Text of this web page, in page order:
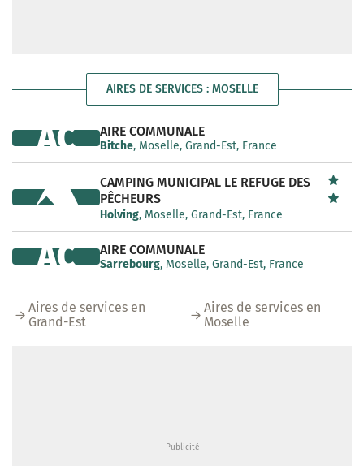
AIRES DE SERVICES : MOSELLE
AIRE COMMUNALE
Bitche, Moselle, Grand-Est, France
AC
CAMPING MUNICIPAL LE REFUGE DES
PÊCHEURS
Holving, Moselle, Grand-Est, France
AIRE COMMUNALE
Sarrebourg, Moselle, Grand-Est, France
AC
Aires de services en
Grand-Est
Aires de services en
Moselle